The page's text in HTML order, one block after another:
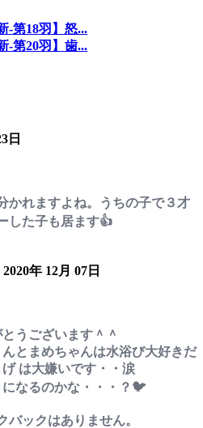
-第18羽】怒...
-第20羽】歯...
日
かれますよね。うちの子で３才
した子も居ます👍
2020年 12月 07日
うございます＾＾
とまめちゃんは水浴び大好きだ
は大嫌いです・・涙
なるのかな・・・？🐦
バックはありません。